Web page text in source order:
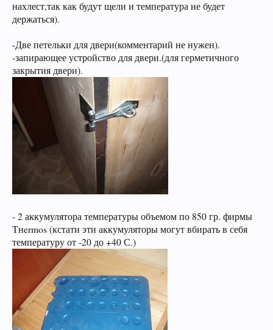
Просьба к модераторам форума, так же помочь
и по возможности прописать в существующих
Спасибо! С уважением, администрация
форума.
УБЕДИТЕЛЬНАЯ ПРОСЬБА!!! Покинуть личные
переписки, которые не актуальные для вас и не
имеют информационной ценности! СПАСИБО
Этот сайт использует файлы cookie. Продолжая
пользоваться данным сайтом, Вы соглашаетесь
на использование нами Ваших файлов cookie.
Узнать больше.
нахлест,так как будут щели и температура не будет
держаться).
-Две петельки для двери(комментарий не нужен).
-запирающее устройство для двери.(для герметичного
закрытия двери).
- 2 аккумулятора температуры объемом по 850 гр. фирмы
Tнermos (кстати эти аккумуляторы могут вбирать в себя
температуру от -20 до +40 С.)